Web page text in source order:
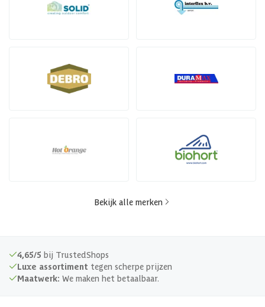
Bekijk alle merken
4,65/5 bij TrustedShops
Luxe assortiment tegen scherpe prijzen
Maatwerk: We maken het betaalbaar.